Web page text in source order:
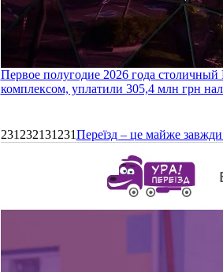
Первое полугодие 2026 года
комплексом, уплатили 305,4 млн грн
231232131231Переїзд – це майже